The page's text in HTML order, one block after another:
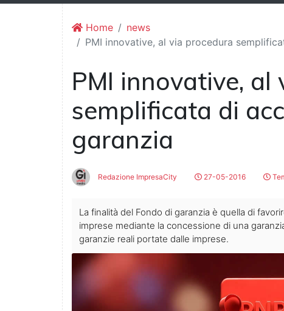
Home
news
PMI innovative, al via procedura
PMI innovative, al
semplificata di
garanzia
Redazione ImpresaCity 27-05-2016
La finalità del Fondo di garanzia è quella di
imprese mediante la concessione di una
garanzie reali portate dalle imprese.